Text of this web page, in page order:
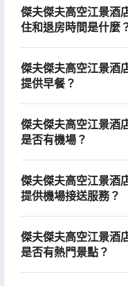
傑夫傑夫高空江景酒
住和退房時間是什麼
傑夫傑夫高空江景酒
提供早餐？
傑夫傑夫高空江景酒
是否有機場？
傑夫傑夫高空江景酒
提供機場接送服務？
傑夫傑夫高空江景酒
是否有熱門景點？